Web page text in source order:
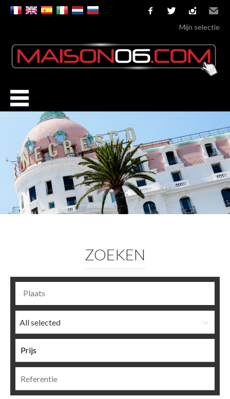
twitterinstagram
Email
Mijn selectie
ZOEKEN
All selected